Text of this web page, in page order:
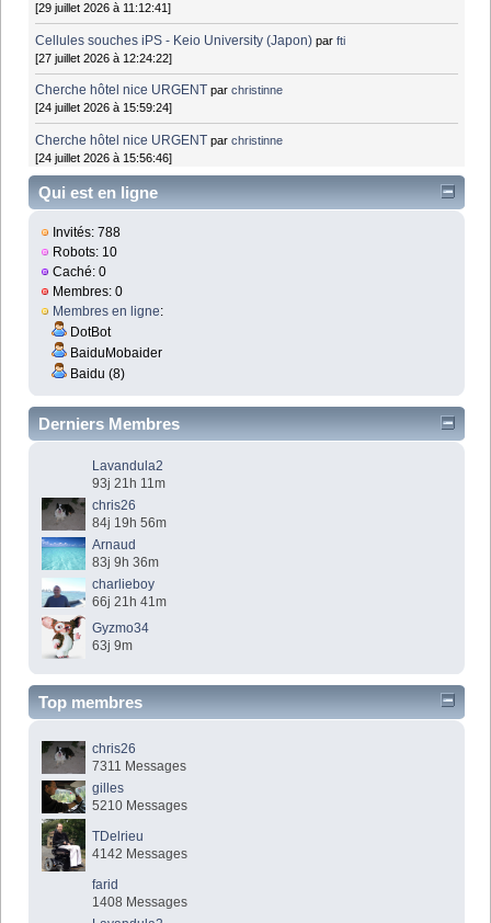
[29 juillet 2026 à 11:12:41]
Cellules souches iPS - Keio University (Japon) parfti
[27 juillet 2026 à 12:24:22]
Cherche hôtel nice URGENT parchristinne
[24 juillet 2026 à 15:59:24]
Cherche hôtel nice URGENT parchristinne
[24 juillet 2026 à 15:56:46]
Qui est en ligne
Invités: 788
Robots: 10
Caché: 0
Membres: 0
Membres en ligne:
DotBot
BaiduMobaider
Baidu (8)
Derniers Membres
Lavandula2
93j 21h 11m
chris26
84j 19h 56m
Arnaud
83j 9h 36m
charlieboy
66j 21h 41m
Gyzmo34
63j 9m
Top membres
chris26
7311 Messages
gilles
5210 Messages
TDelrieu
4142 Messages
farid
1408 Messages